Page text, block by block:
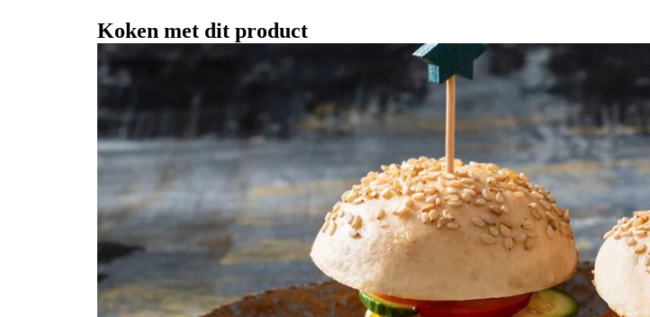
Koken met dit product